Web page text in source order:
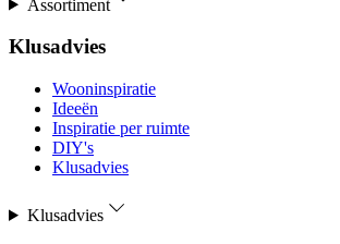
Assortiment
Klusadvies
Wooninspiratie
Ideeën
Inspiratie per ruimte
DIY's
Klusadvies
Klusadvies